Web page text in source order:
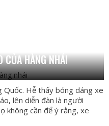
CỦA HÀNG NHÁI
Quốc. Hễ thấy bóng dáng xe
lên diễn đàn là người
không cần để ý rằng, xe